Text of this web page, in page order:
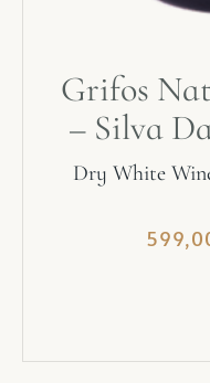
Grifos
– Silva
Dry White